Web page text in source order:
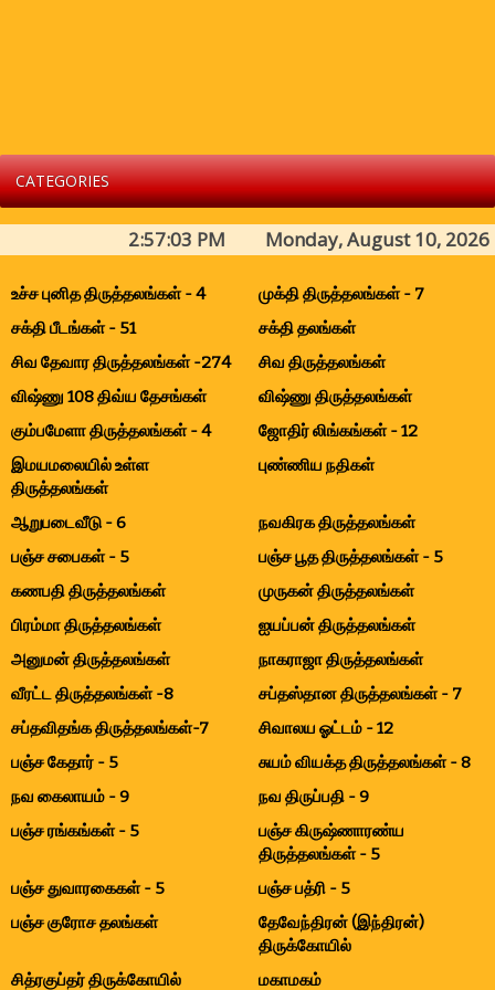
CATEGORIES
2:57:03 PM Monday, August 10, 2026
உச்ச புனித திருத்தலங்கள் - 4
முக்தி திருத்தலங்கள் - 7
சக்தி பீடங்கள் - 51
சக்தி தலங்கள்
சிவ தேவார திருத்தலங்கள் -274
சிவ திருத்தலங்கள்
விஷ்ணு 108 திவ்ய தேசங்கள்
விஷ்ணு திருத்தலங்கள்
கும்பமேளா திருத்தலங்கள் - 4
ஜோதிர் லிங்கங்கள் - 12
இமயமலையில் உள்ள
திருத்தலங்கள்
புண்ணிய நதிகள்
ஆறுபடைவீடு - 6
நவகிரக திருத்தலங்கள்
பஞ்ச சபைகள் - 5
பஞ்ச பூத திருத்தலங்கள் - 5
கணபதி திருத்தலங்கள்
முருகன் திருத்தலங்கள்
பிரம்மா திருத்தலங்கள்
ஐயப்பன் திருத்தலங்கள்
அனுமன் திருத்தலங்கள்
நாகராஜா திருத்தலங்கள்
வீரட்ட திருத்தலங்கள் -8
சப்தஸ்தான திருத்தலங்கள் - 7
சப்தவிதங்க திருத்தலங்கள்-7
சிவாலய ஓட்டம் - 12
பஞ்ச கேதார் - 5
சுயம் வியக்த திருத்தலங்கள் - 8
நவ கைலாயம் - 9
நவ திருப்பதி - 9
பஞ்ச ரங்கங்கள் - 5
பஞ்ச கிருஷ்ணாரண்ய
திருத்தலங்கள் - 5
பஞ்ச துவாரகைகள் - 5
பஞ்ச பத்ரி - 5
பஞ்ச குரோச தலங்கள்
தேவேந்திரன் (இந்திரன்)
திருக்கோயில்
சித்ரகுப்தர் திருக்கோயில்
மகாமகம்